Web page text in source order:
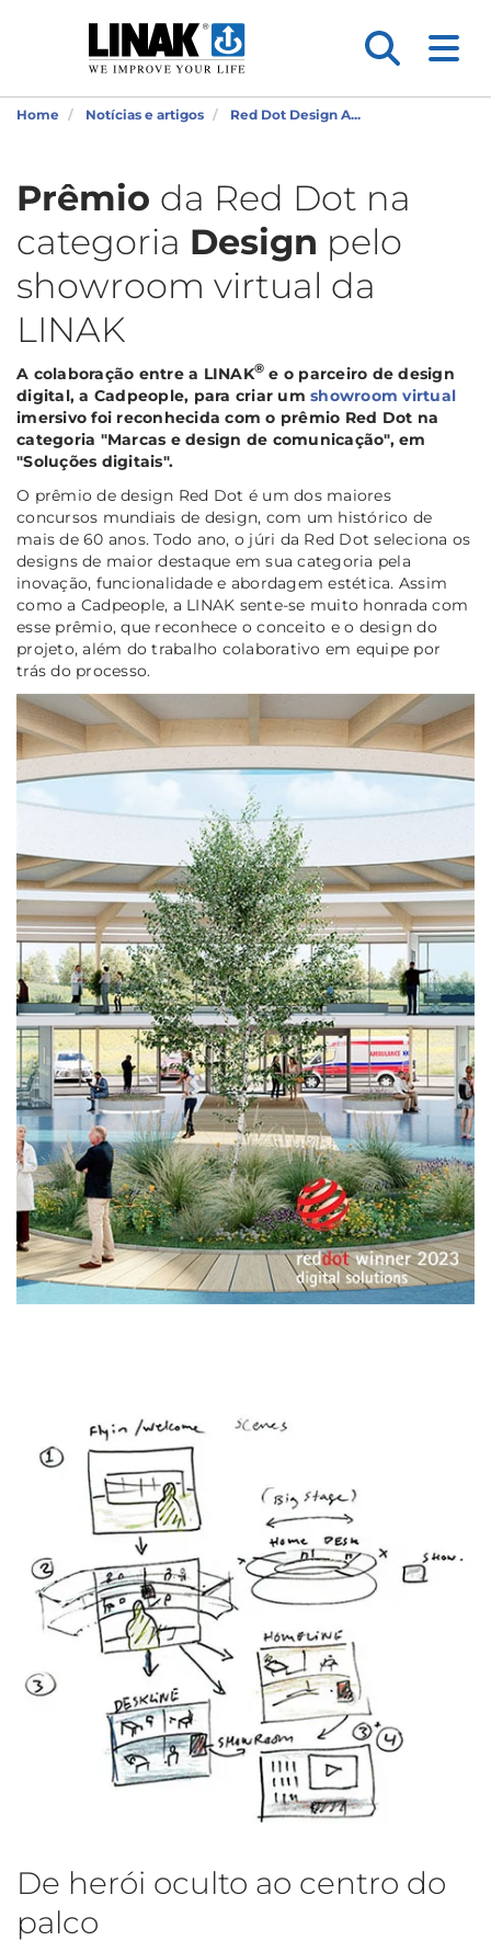
Home Notícias e artigos Red Dot Design A...
Prêmio da Red Dot na
categoria Design pelo
showroom virtual da
LINAK
A colaboração entre a LINAK® e o parceiro de design
digital, a Cadpeople, para criar um showroom virtual
imersivo foi reconhecida com o prêmio Red Dot na
categoria "Marcas e design de comunicação", em
"Soluções digitais".
O prêmio de design Red Dot é um dos maiores
concursos mundiais de design, com um histórico de
mais de 60 anos. Todo ano, o júri da Red Dot seleciona os
designs de maior destaque em sua categoria pela
inovação, funcionalidade e abordagem estética. Assim
como a Cadpeople, a LINAK sente-se muito honrada com
esse prêmio, que reconhece o conceito e o design do
projeto, além do trabalho colaborativo em equipe por
trás do processo.
De herói oculto ao centro do
palco